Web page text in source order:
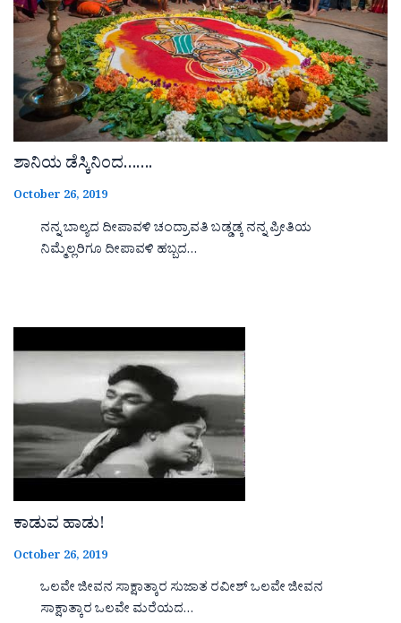
ಶಾನಿಯ ಡೆಸ್ಕಿನಿಂದ…….
October 26, 2019
ನನ್ನ ಬಾಲ್ಯದ ದೀಪಾವಳಿ ಚಂದ್ರಾವತಿ ಬಡ್ಡಡ್ಕ ನನ್ನ ಪ್ರೀತಿಯ
ನಿಮ್ಮೆಲ್ಲರಿಗೂ ದೀಪಾವಳಿ ಹಬ್ಬದ…
ಕಾಡುವ ಹಾಡು!
October 26, 2019
ಒಲವೇ ಜೀವನ ಸಾಕ್ಷಾತ್ಕಾರ ಸುಜಾತ ರವೀಶ್ ಒಲವೇ ಜೀವನ
ಸಾಕ್ಷಾತ್ಕಾರ ಒಲವೇ ಮರೆಯದ…